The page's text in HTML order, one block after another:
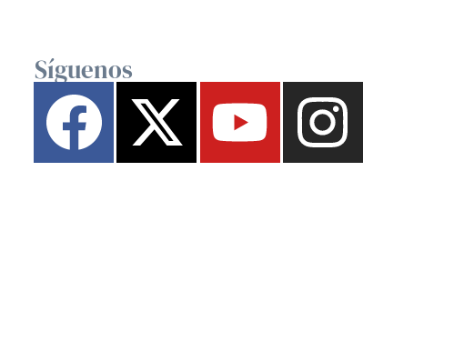
Síguenos